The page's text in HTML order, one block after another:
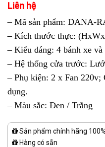
Liên hệ
– Mã sản phẩm: DANA-
– Kích thước thực:
– Kiểu dáng: 4 bánh xe và
– Hệ thống cửa trước:
– Phụ kiện: 2 x Fan 220v;
dụng.
– Màu sắc: Đen / Trắng
Sản phẩm chính hãng 100%
Hàng có sẵn